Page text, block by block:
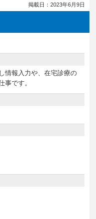
掲載日：2023年6月9日
情報入力や、在宅診療の
事です。